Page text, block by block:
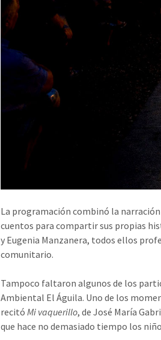
La programación combinó la
cuentos para compartir sus propias
y Eugenia Manzanera, todos ellos
comunitario.
Tampoco faltaron algunos de los
Ambiental El Águila. Uno de los
recitóMi vaquerillo, de José María
que hace no demasiado tiempo los